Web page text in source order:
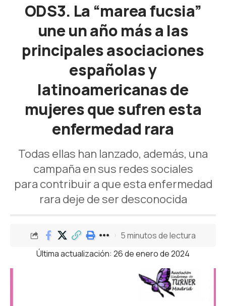
ODS3. La “marea fucsia”
une un año más a las
principales asociaciones
españolas y
latinoamericanas de
mujeres que sufren esta
enfermedad rara
Todas ellas han lanzado, además, una
campaña en sus redes sociales
para contribuir a que esta enfermedad
rara deje de ser desconocida
Última actualización: 26 de enero de 2024
5 minutos de lectura